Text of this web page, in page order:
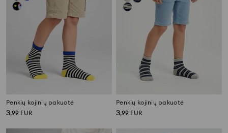
Penkių kojinių pakuotė
3,99 EUR
Penkių kojinių pakuotė
3,99 EUR